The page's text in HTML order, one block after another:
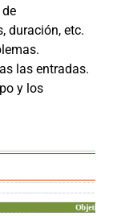
duración, etc.
las entradas.
y los